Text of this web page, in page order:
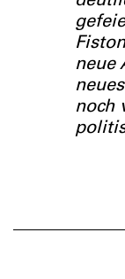
neue
noch